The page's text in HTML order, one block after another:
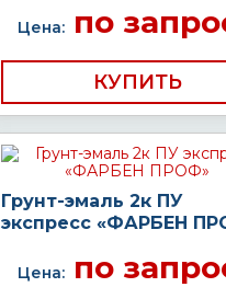
Цена:по
КУПИТЬ
Грунт-эмаль 2к ПУ
экспресс «ФАРБЕН
Цена:по